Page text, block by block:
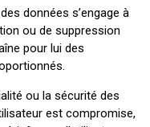
données s’engage à
ou de suppression
pour lui des
ou la sécurité des
est compromise,